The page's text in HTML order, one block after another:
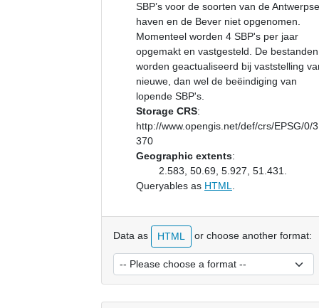
SBP’s voor de soorten van de Antwerpse
haven en de Bever niet opgenomen.
Momenteel worden 4 SBP's per jaar
opgemakt en vastgesteld. De bestanden
worden geactualiseerd bij vaststelling
nieuwe, dan wel de beëindiging van
lopende SBP's.
Storage CRS:
http://www.opengis.net/def/crs/EPSG/0/
370
Geographic extents:
2.583, 50.69, 5.927, 51.431.
Queryables as HTML
Data as HTML or choose another format: